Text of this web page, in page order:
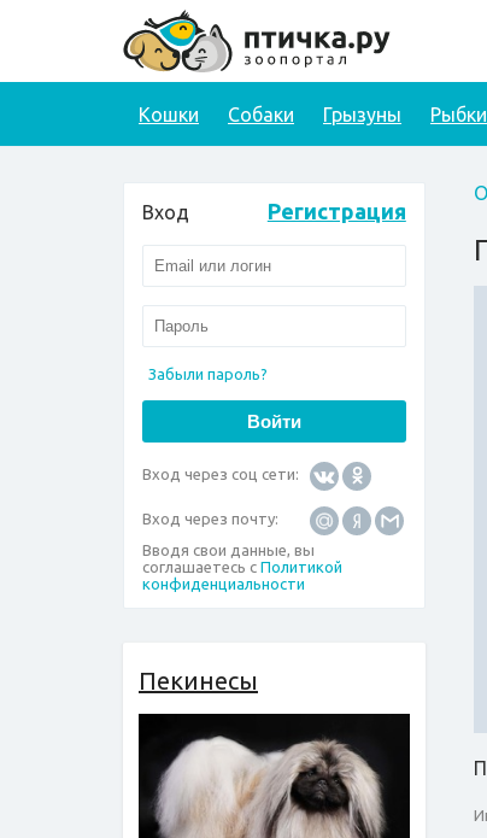
Кошки Собаки Грызуны Рыбки
Вход Регистрация
Забыли пароль?
Вход через соц сети:
Вход через почту:
Вводя свои данные, вы
соглашаетесь с Политикой
конфиденциальности
Пекинесы